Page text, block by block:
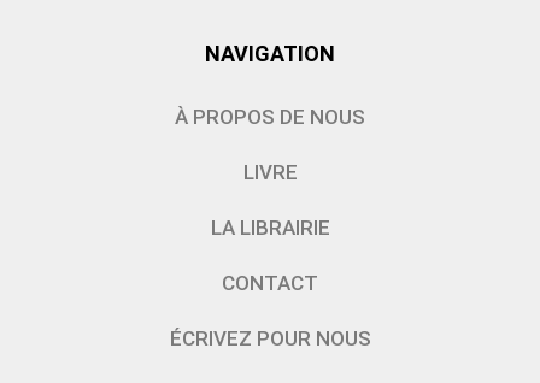
NAVIGATION
À PROPOS DE NOUS
LIVRE
LA LIBRAIRIE
CONTACT
ÉCRIVEZ POUR NOUS